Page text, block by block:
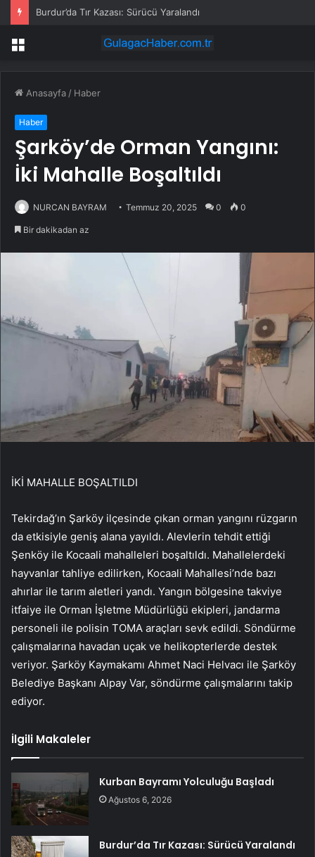
Burdur’da Tır Kazası: Sürücü Yaralandı
Menü
Anasayfa / Haber
Haber
Şarköy’de Orman Yangını:
İki Mahalle Boşaltıldı
NURCAN BAYRAM Temmuz 20, 2025 0 0
Bir dakikadan az
İKİ MAHALLE BOŞALTILDI
Tekirdağ’ın Şarköy ilçesinde çıkan orman yangını rüzgarın
da etkisiyle geniş alana yayıldı. Alevlerin tehdit ettiği
Şenköy ile Kocaali mahalleleri boşaltıldı. Mahallelerdeki
hayvanlar tahliye edilirken, Kocaali Mahallesi’nde bazı
ahırlar ile tarım aletleri yandı. Yangın bölgesine takviye
itfaiye ile Orman İşletme Müdürlüğü ekipleri, jandarma
personeli ile polisin TOMA araçları sevk edildi. Söndürme
çalışmalarına havadan uçak ve helikopterlerde destek
veriyor. Şarköy Kaymakamı Ahmet Naci Helvacı ile Şarköy
Belediye Başkanı Alpay Var, söndürme çalışmalarını takip
ediyor.
İlgili Makaleler
Kurban Bayramı Yolculuğu Başladı
Ağustos 6, 2026
Burdur’da Tır Kazası: Sürücü Yaralandı